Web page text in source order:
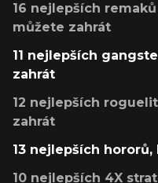
16 nejlepších
můžete zahrát
11 nejlepších
zahrát
12 nejlepších
zahrát
13 nejlepších
10 nejlepších 4X